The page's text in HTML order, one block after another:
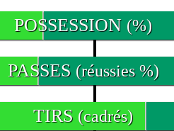
POSSESSION (%)
PASSES (réussies %)
TIRS (cadrés)